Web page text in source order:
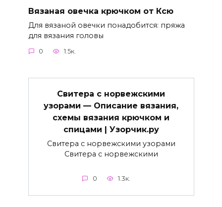
Вязаная овечка крючком от Ксю
Для вязаной овечки понадобится: пряжа
для вязания головы
0 1.5к.
Свитера с норвежскими
узорами — Описание вязания,
схемы вязания крючком и
спицами | Узорчик.ру
Свитера с норвежскими узорами
Свитера с норвежскими
0 1.3к.